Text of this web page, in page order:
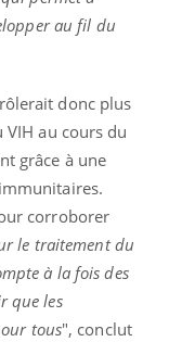
au fil du
donc plus
au cours du
grâce à une
corroborer
le traitement du
à la fois des
que les
tous", conclut